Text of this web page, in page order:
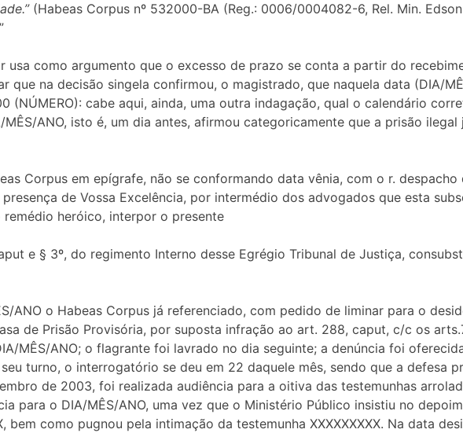
(Habeas Corpus nº 532000-BA (Reg.: 0006/0004082-6, Rel. Min.
usa como argumento que o excesso de prazo se conta a partir do
que na decisão singela confirmou, o magistrado, que naquela data (DIA/
(NÚMERO): cabe aqui, ainda, uma outra indagação, qual o calendário
ANO, isto é, um dia antes, afirmou categoricamente que a prisão
Corpus em epígrafe, não se conformando data vênia, com o r. despacho
de Vossa Excelência, por intermédio dos advogados que esta
heróico, interpor o presente
e § 3º, do regimento Interno desse Egrégio Tribunal de Justiça,
ANO o Habeas Corpus já referenciado, com pedido de liminar para o
de Prisão Provisória, por suposta infração ao art. 288, caput, c/c os
MÊS/ANO; o flagrante foi lavrado no dia seguinte; a denúncia foi
turno, o interrogatório se deu em 22 daquele mês, sendo que a defesa
de 2003, foi realizada audiência para a oitiva das testemunhas
para o DIA/MÊS/ANO, uma vez que o Ministério Público insistiu no
bem como pugnou pela intimação da testemunha XXXXXXXXX. Na data